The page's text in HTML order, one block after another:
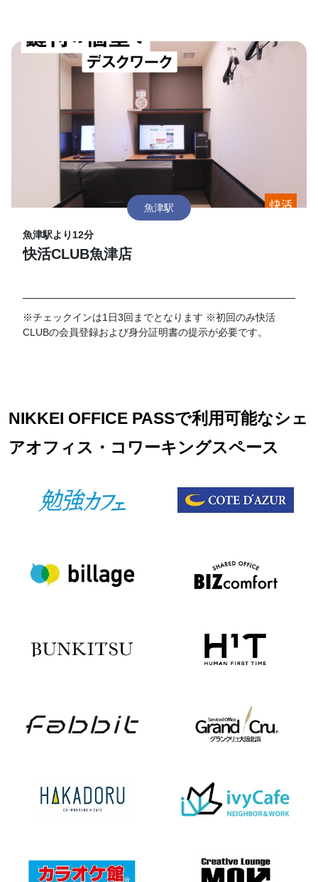
魚津駅
魚津駅より12分
快活CLUB魚津店
※チェックインは1日3回までとなります ※初回のみ快活
CLUBの会員登録および身分証明書の提示が必要です。
NIKKEI OFFICE PASSで利用可能なシェ
アオフィス・コワーキングスペース